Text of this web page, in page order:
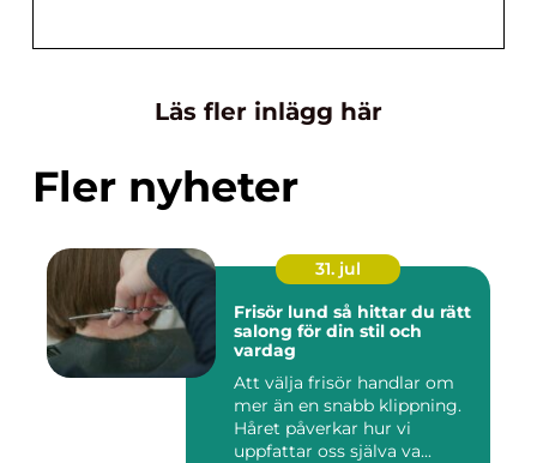
Läs fler inlägg här
Fler nyheter
31. jul
Frisör lund så hittar du rätt
salong för din stil och
vardag
Att välja frisör handlar om
mer än en snabb klippning.
Håret påverkar hur vi
uppfattar oss själva va...